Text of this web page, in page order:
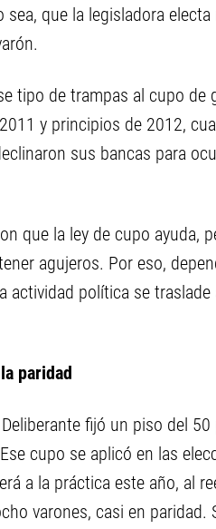
sea, que la legisladora
tipo de trampas al cupo de
y principios de 2012,
sus bancas para
que la ley de cupo ayuda,
agujeros. Por eso,
actividad política se
paridad
fijó un piso del
cupo se aplicó en las
a la práctica este año, al
varones, casi en paridad.